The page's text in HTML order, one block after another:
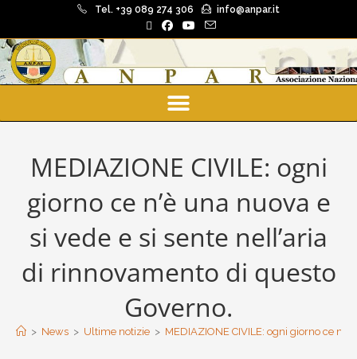
Tel. +39 089 274 306 info@anpar.it
MEDIAZIONE CIVILE: ogni
giorno ce n’è una nuova e
si vede e si sente nell’aria
di rinnovamento di questo
Governo.
> News > Ultime notizie > MEDIAZIONE CIVILE: ogni giorno ce